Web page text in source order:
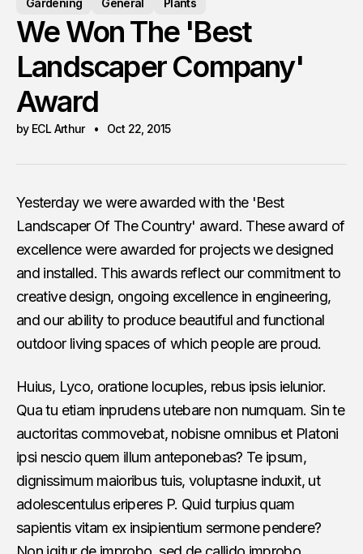
Gardening General Plants
We Won The 'Best
Landscaper Company'
Award
by ECL Arthur Oct 22, 2015
Yesterday we were awarded with the 'Best
Landscaper Of The Country' award. These award of
excellence were awarded for projects we designed
and installed. This awards reflect our commitment to
creative design, ongoing excellence in engineering,
and our ability to produce beautiful and functional
outdoor living spaces of which people are proud.
Huius, Lyco, oratione locuples, rebus ipsis ielunior.
Qua tu etiam inprudens utebare non numquam. Sin te
auctoritas commovebat, nobisne omnibus et Platoni
ipsi nescio quem illum anteponebas? Te ipsum,
dignissimum maioribus tuis, voluptasne induxit, ut
adolescentulus eriperes P. Quid turpius quam
sapientis vitam ex insipientium sermone pendere?